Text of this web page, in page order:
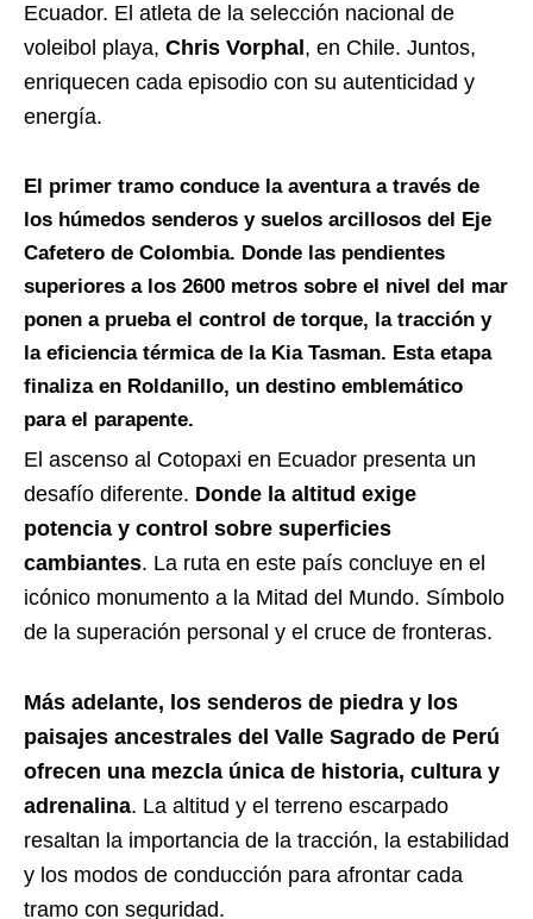
Ecuador. El atleta de la selección nacional de
voleibol playa, Chris Vorphal , en Chile. Juntos,
enriquecen cada episodio con su autenticidad y
energía.
El primer tramo conduce la aventura a través de
los húmedos senderos y suelos arcillosos del Eje
Cafetero de Colombia. Donde las pendientes
superiores a los 2600 metros sobre el nivel del mar
ponen a prueba el control de torque, la tracción y
la eficiencia térmica de la Kia Tasman. Esta etapa
finaliza en Roldanillo, un destino emblemático
para el parapente.
El ascenso al Cotopaxi en Ecuador presenta un
desafío diferente. Donde la altitud exige
potencia y control sobre superficies
cambiantes. La ruta en este país concluye en el
icónico monumento a la Mitad del Mundo. Símbolo
de la superación personal y el cruce de fronteras.
Más adelante, los senderos de piedra y los
paisajes ancestrales del Valle Sagrado de Perú
ofrecen una mezcla única de historia, cultura y
adrenalina. La altitud y el terreno escarpado
resaltan la importancia de la tracción, la estabilidad
y los modos de conducción para afrontar cada
tramo con seguridad.